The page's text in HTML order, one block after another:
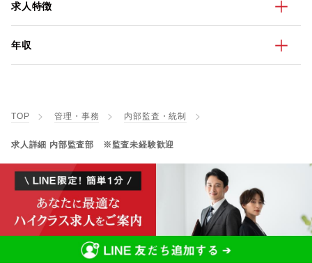
求人特徴
年収
TOP 管理・事務 内部監査・統制
求人詳細 内部監査部 ※監査未経験歓迎